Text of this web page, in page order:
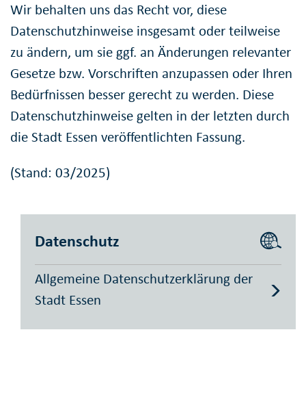
Wir behalten uns das Recht vor, diese
Datenschutzhinweise insgesamt oder teilweise
zu ändern, um sie ggf. an Änderungen relevanter
Gesetze bzw. Vorschriften anzupassen oder Ihren
Bedürfnissen besser gerecht zu werden. Diese
Datenschutzhinweise gelten in der letzten durch
die Stadt Essen veröffentlichten Fassung.
(Stand: 03/2025)
Datenschutz
Allgemeine Datenschutzerklärung der
Stadt Essen